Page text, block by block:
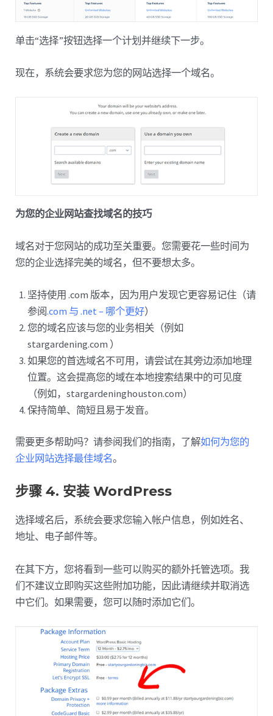
单击“选择”按钮选择一个计划并继续下一步。
现在，系统会要求您为您的网站选择一个域名。
为您的企业网站查找域名的技巧
域名对于您网站的成功至关重要。您需要花一些时间为
您的企业选择完美的域名，但不要想太多。
坚持使用 .com 版本，因为用户发现它更容易记住（请
参阅.com 与 .net – 哪个更好）
您的域名应该与您的业务相关（例如
stargardening.com ）
如果您的首选域名不可用，请尝试在其旁边添加地理
位置。这会提高您的域在本地搜索结果中的可见度
（例如，stargardeninghouston.com）
保持简单、简短且易于发音。
需要更多帮助吗？请参阅我们的指南，了解如何为您的
企业网站选择最佳域名。
步骤 4. 安装 WordPress
选择域名后，系统会要求您输入帐户信息，例如姓名、
地址、电子邮件等。
在其下方，您将看到一些可以购买的额外托管选项。我
们不建议立即购买这些附加功能，因此请继续并取消选
中它们。如果需要，您可以随时添加它们。